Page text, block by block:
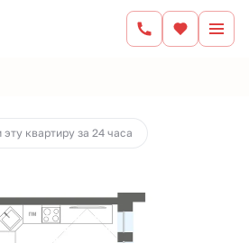
квартиру за 24 часа